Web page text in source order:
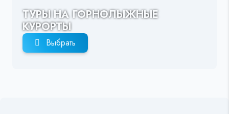
ТУРЫ НА ГОРНОЛЫЖНЫЕ
КУРОРТЫ
Выбрать